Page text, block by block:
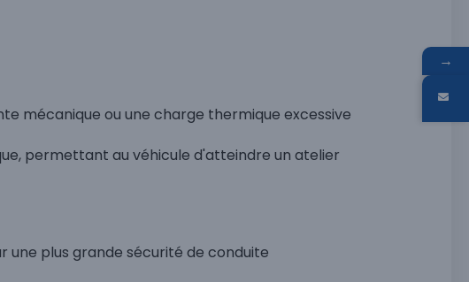
mécanique ou une charge thermique excessive
permettant au véhicule d'atteindre un atelier
une plus grande sécurité de conduite
→